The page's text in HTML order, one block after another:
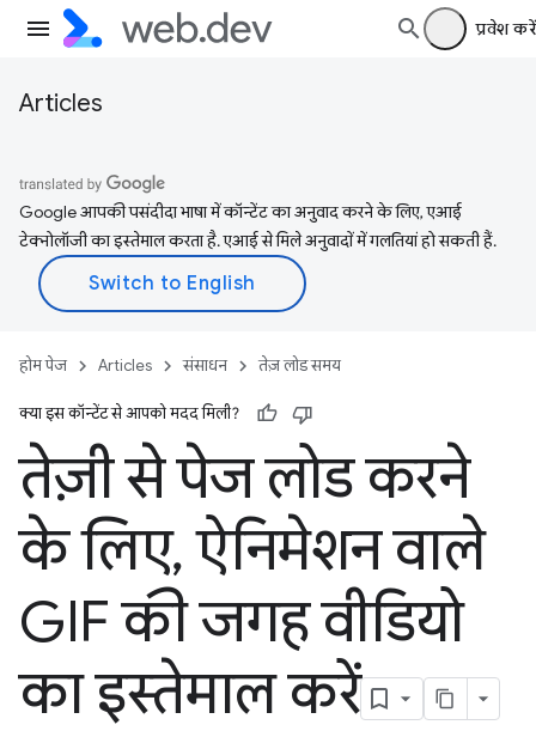
प्रवेश करें
Articles
Google आपकी पसंदीदा भाषा में कॉन्टेंट का अनुवाद करने के लिए, एआई
टेक्नोलॉजी का इस्तेमाल करता है. एआई से मिले अनुवादों में गलतियां हो सकती हैं.
होम पेज Articles संसाधन तेज़ लोड समय
क्या इस कॉन्टेंट से आपको मदद मिली?
तेज़ी से पेज लोड करने
के लिए,ऐनिमेशन वाले
GIF की जगह वीडियो
का इस्तेमाल करें